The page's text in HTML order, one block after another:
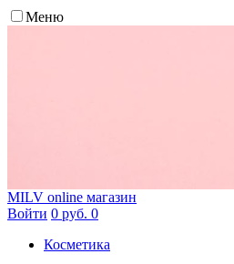
Меню
MILV online магазин
Войти 0 руб. 0
Косметика